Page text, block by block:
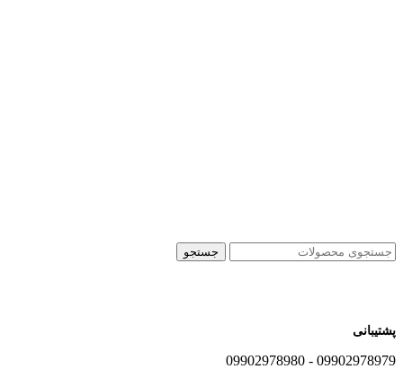
جستجو
پشتیبانی
09902978979 - 09902978980